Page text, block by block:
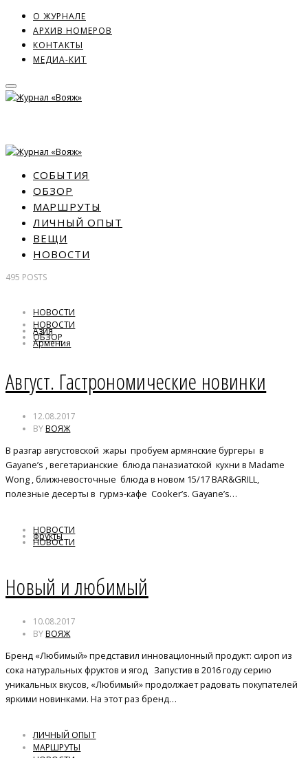
О ЖУРНАЛЕ
АРХИВ НОМЕРОВ
КОНТАКТЫ
МЕДИА-КИТ
СОБЫТИЯ
ОБЗОР
МАРШРУТЫ
ЛИЧНЫЙ ОПЫТ
ВЕЩИ
НОВОСТИ
495 POSTS
НОВОСТИ
НОВОСТИ
ОБЗОР
Азия
Армения
Август. Гастрономические новинки
12.08.2017
BYВОЯЖ
В разгар августовской жары пробуем армянские бургеры в
Gayane’s , вегетарианские блюда паназиатской кухни в Madame
Wong , ближневосточные блюда в новом 15/17 BAR&GRILL,
полезные десерты в гурмэ-кафе Cooker’s. Gayane’s…
НОВОСТИ
НОВОСТИ
фрукты
Новый и любимый
10.08.2017
BYВОЯЖ
Бренд «Любимый» представил инновационный продукт: сироп из
сока натуральных фруктов и ягод Запустив в 2016 году серию
уникальных вкусов, «Любимый» продолжает радовать покупателей
яркими новинками. На этот раз бренд…
ЛИЧНЫЙ ОПЫТ
МАРШРУТЫ